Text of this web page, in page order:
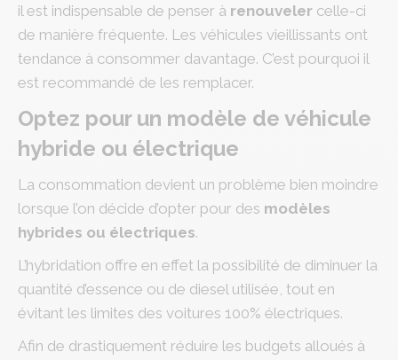
il est indispensable de penser à renouveler celle-ci
de manière fréquente. Les véhicules vieillissants ont
tendance à consommer davantage. C’est pourquoi il
est recommandé de les remplacer.
Optez pour un modèle de véhicule
hybride ou électrique
La consommation devient un problème bien moindre
lorsque l’on décide d’opter pour des modèles
hybrides ou électriques.
L’hybridation offre en effet la possibilité de diminuer la
quantité d’essence ou de diesel utilisée, tout en
évitant les limites des voitures 100% électriques.
Afin de drastiquement réduire les budgets alloués à